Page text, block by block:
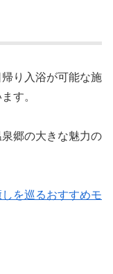
り入浴が可能な施
す。
郷の大きな魅力の
を巡るおすすめモ